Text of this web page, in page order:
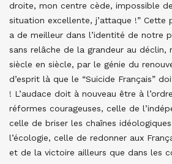
droite, mon centre cède, impossible
situation excellente, j’attaque !” Cette
a de meilleur dans l’identité de notre
sans relâche de la grandeur au déclin,
siècle en siècle, par le génie du
d’esprit là que le “Suicide Français”
! L’audace doit à nouveau être à
réformes courageuses, celle de
celle de briser les chaînes
l’écologie, celle de redonner aux
et de la victoire ailleurs que dans les